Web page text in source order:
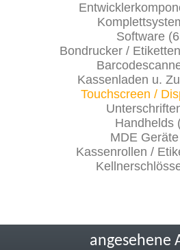
Software
Bondrucker /
Kassenladen u.
Touchscreen /
Handhelds
MDE
Kassenrollen /
angesehene